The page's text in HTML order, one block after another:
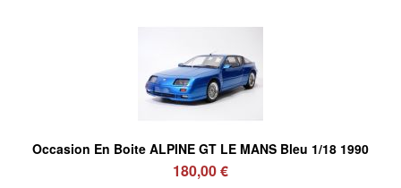
Occasion En Boite ALPINE GT LE MANS Bleu 1/18 1990
180,00 €